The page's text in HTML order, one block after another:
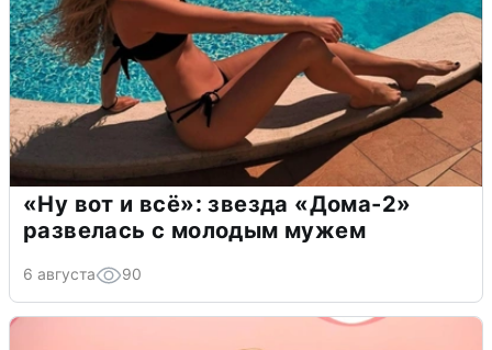
«Ну вот и всё»: звезда «Дома-2»
развелась с молодым мужем
6 августа 90